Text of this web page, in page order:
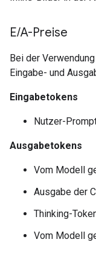
E/A-Preise
Bei der
Eingabe- und
Eingabetokens
Nutzer-
Ausgabetokens
Vom Modell
Ausgabe der
Thinking-
Vom Modell